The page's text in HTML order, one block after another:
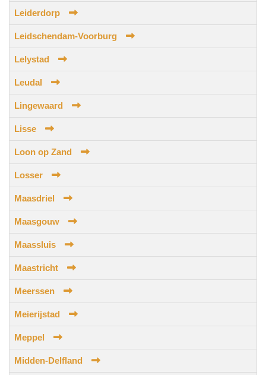
Leiderdorp
Leidschendam-Voorburg
Lelystad
Leudal
Lingewaard
Lisse
Loon op Zand
Losser
Maasdriel
Maasgouw
Maassluis
Maastricht
Meerssen
Meierijstad
Meppel
Midden-Delfland